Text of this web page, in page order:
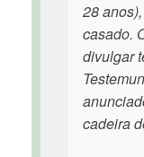
28
casado.
divulgar
cadeira